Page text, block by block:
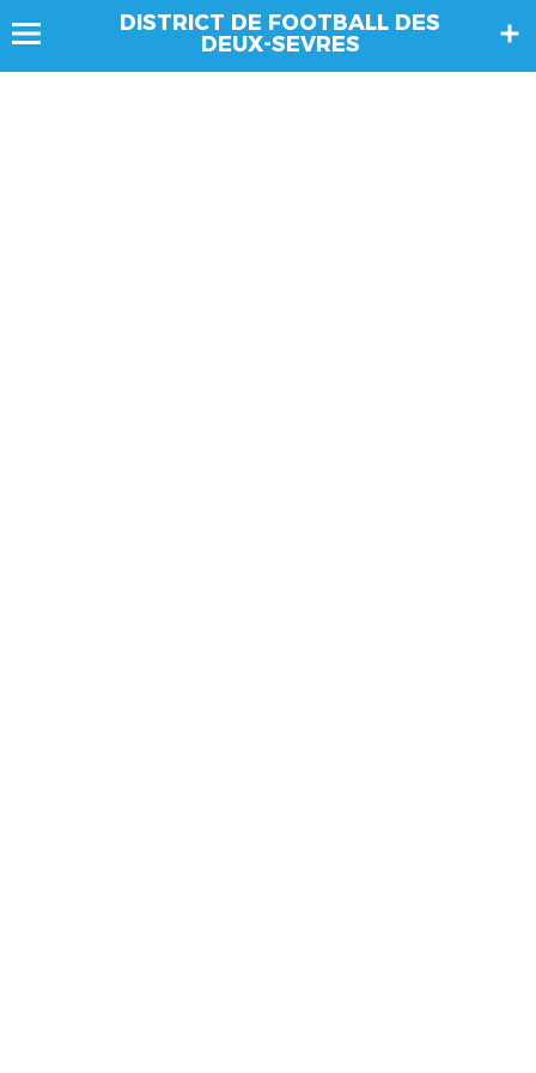
DISTRICT DE FOOTBALL DES
DEUX-SEVRES